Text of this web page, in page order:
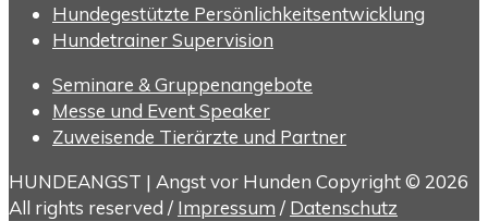
Hundegestützte Persönlichkeitsentwicklung
Hundetrainer Supervision
Seminare & Gruppenangebote
Messe und Event Speaker
Zuweisende Tierärzte und Partner
HUNDEANGST | Angst vor Hunden Copyright © 2026
All rights reserved / Impressum / Datenschutz